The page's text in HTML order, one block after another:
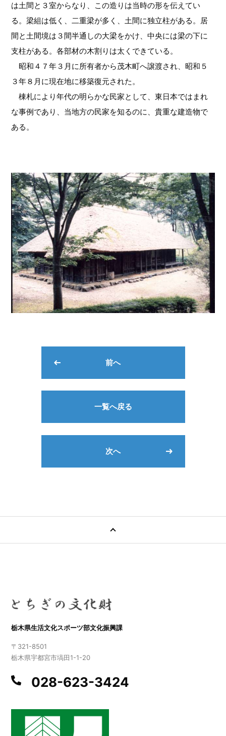
は土間と３室からなり、この造りは当時の形を伝えてい
る。梁組は低く、二重梁が多く、土間に独立柱がある。居
間と土間境は３間半通しの大梁をかけ、中央には梁の下に
支柱がある。各部材の木割りは太くできている。
昭和４７年３月に所有者から茂木町へ譲渡され、昭和５
３年８月に現在地に移築復元された。
棟札により年代の明らかな民家として、東日本ではまれ
な事例であり、当地方の民家を知るのに、貴重な建造物で
ある。
前へ
一覧へ戻る
次へ
栃木県生活文化スポーツ部文化振興課
〒321-8501
栃木県宇都宮市塙田1-1-20
028-623-3424